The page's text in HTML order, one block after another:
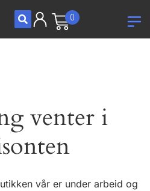
0
venter i
vår er under arbeid og